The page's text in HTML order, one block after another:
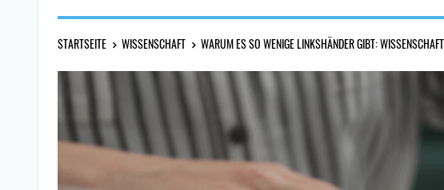
STARTSEITE WISSENSCHAFT WARUM ES SO WENIGE LINKSHÄNDER GIBT: